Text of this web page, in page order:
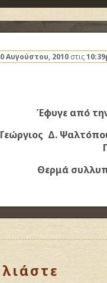
Αυγούστου, 2010 στις
Έφυγε από
Δ.
Θερμά